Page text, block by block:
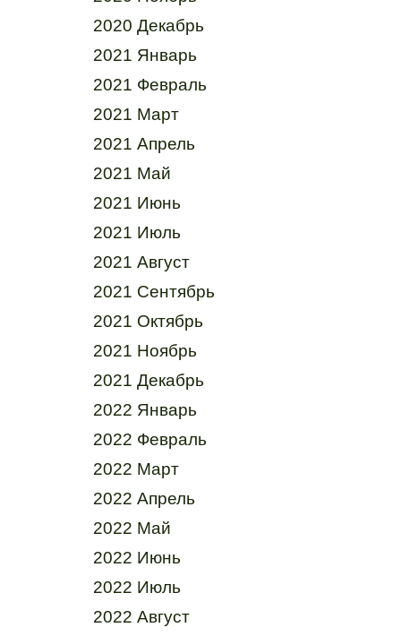
2020 Декабрь
2021 Январь
2021 Февраль
2021 Март
2021 Апрель
2021 Май
2021 Июнь
2021 Июль
2021 Август
2021 Сентябрь
2021 Октябрь
2021 Ноябрь
2021 Декабрь
2022 Январь
2022 Февраль
2022 Март
2022 Апрель
2022 Май
2022 Июнь
2022 Июль
2022 Август